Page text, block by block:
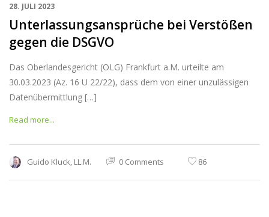
28. JULI 2023
Unterlassungsansprüche bei Verstößen
gegen die DSGVO
Das Oberlandesgericht (OLG) Frankfurt a.M. urteilte am
30.03.2023 (Az. 16 U 22/22), dass dem von einer unzulässigen
Datenübermittlung […]
Read more...
Guido Kluck, LL.M. 0 Comments 86